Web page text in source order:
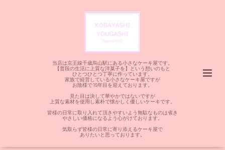
当店は京王線千歳烏山駅にある小さなケーキ屋です。
【普段の生活に上質な洋菓子を】という想いのもと
ひとつひとつ丁寧に作っています。
家族で経営している小さなケーキ屋ですが
お陰様で15年目を迎えております。
見た目は決して華やかではないですが
上質な素材を使用し素朴で懐かしく優しいケーキです。
皆様の日常に取り入れて頂きやすいよう無駄なものは省き
やさしい価格になるよう心がけております。
気取らず皆様の日常に寄り添えるケーキ屋で
ありたいと思っております。